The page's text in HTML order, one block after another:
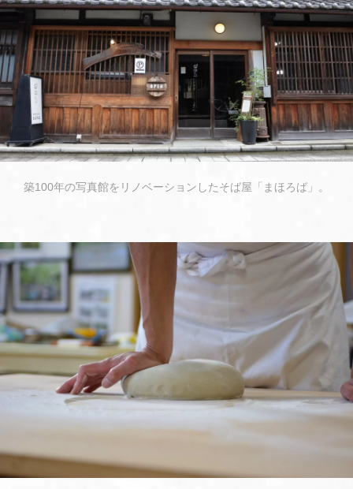
築100年の写真館をリノベーションしたそば屋「まほろば」。